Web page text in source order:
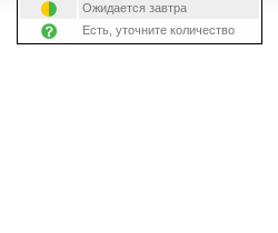
Ожидается завтра
Есть, уточните количество